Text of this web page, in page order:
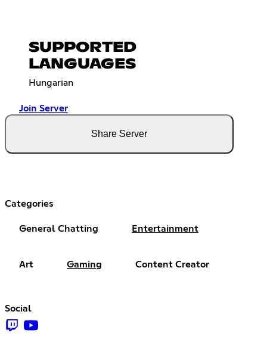
SUPPORTED
LANGUAGES
Hungarian
Join Server
Share Server
Categories
General Chatting Entertainment
Art Gaming Content Creator
Social